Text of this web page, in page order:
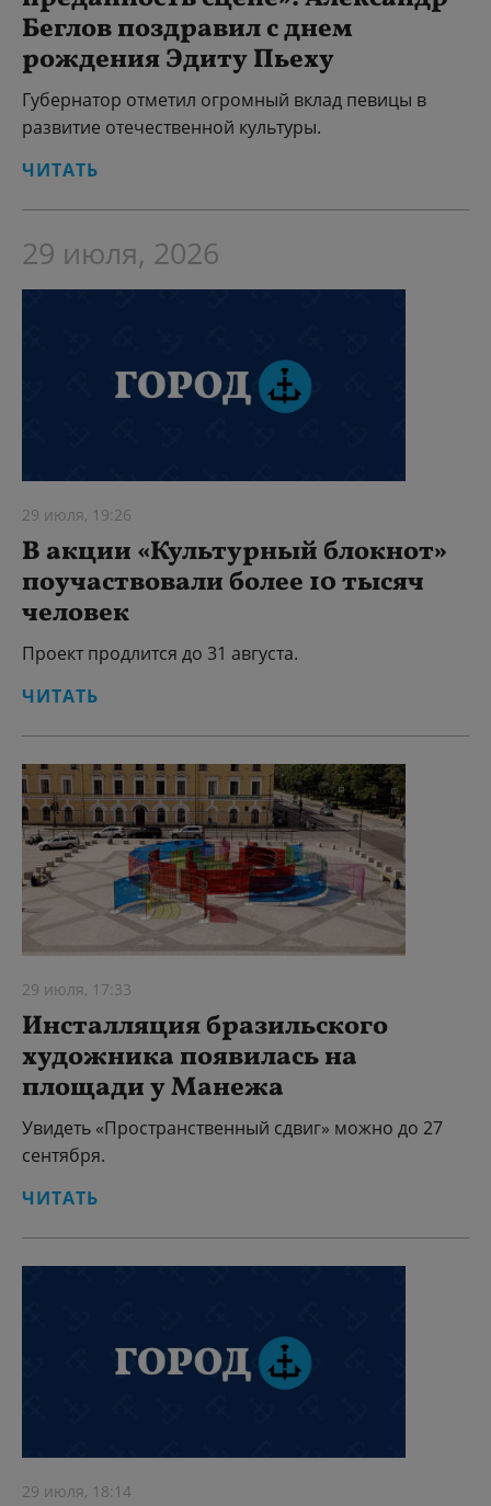
Беглов поздравил с днем
рождения Эдиту Пьеху
Губернатор отметил огромный вклад певицы в
развитие отечественной культуры.
ЧИТАТЬ
29 июля, 2026
29 июля, 19:26
В акции «Культурный блокнот»
поучаствовали более 10 тысяч
человек
Проект продлится до 31 августа.
ЧИТАТЬ
29 июля, 17:33
Инсталляция бразильского
художника появилась на
площади у Манежа
Увидеть «Пространственный сдвиг» можно до 27
сентября.
ЧИТАТЬ
29 июля, 18:14